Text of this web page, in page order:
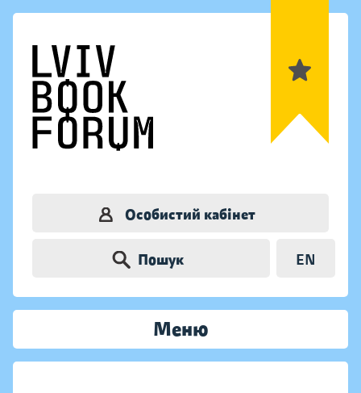
Особистий кабінет
Пошук EN
Меню